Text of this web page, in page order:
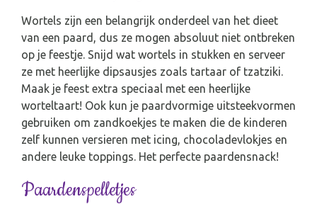
Wortels zijn een belangrijk onderdeel van het dieet
van een paard, dus ze mogen absoluut niet ontbreken
op je feestje. Snijd wat wortels in stukken en serveer
ze met heerlijke dipsausjes zoals tartaar of tzatziki.
Maak je feest extra speciaal met een heerlijke
worteltaart! Ook kun je paardvormige uitsteekvormen
gebruiken om zandkoekjes te maken die de kinderen
zelf kunnen versieren met icing, chocoladevlokjes en
andere leuke toppings. Het perfecte paardensnack!
Paardenspelletjes